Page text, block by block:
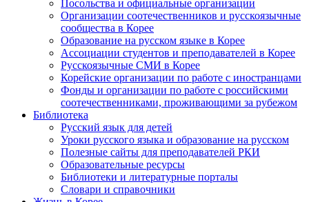
Посольства и официальные организации
Организации соотечественников и русскоязычные
сообщества в Корее
Образование на русском языке в Корее
Ассоциации студентов и преподавателей в Корее
Русскоязычные СМИ в Корее
Корейские организации по работе с иностранцами
Фонды и организации по работе с российскими
соотечественниками, проживающими за рубежом
Библиотека
Русский язык для детей
Уроки русского языка и образование на русском
Полезные сайты для преподавателей РКИ
Образовательные ресурсы
Библиотеки и литературные порталы
Словари и справочники